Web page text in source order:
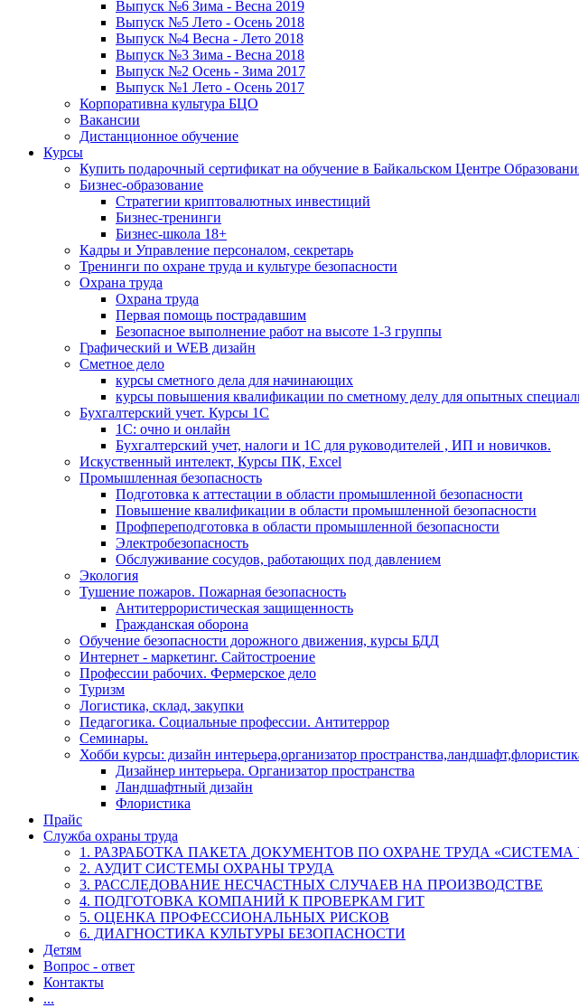
Выпуск №6 Зима - Весна 2019
Выпуск №5 Лето - Осень 2018
Выпуск №4 Весна - Лето 2018
Выпуск №3 Зима - Весна 2018
Выпуск №2 Осень - Зима 2017
Выпуск №1 Лето - Осень 2017
Корпоративна культура БЦО
Вакансии
Дистанционное обучение
Курсы
Купить подарочный сертификат на обучение в Байкальском Центре
Бизнес-образование
Стратегии криптовалютных инвестиций
Бизнес-тренинги
Бизнес-школа 18+
Кадры и Управление персоналом, секретарь
Тренинги по охране труда и культуре безопасности
Охрана труда
Охрана труда
Первая помощь пострадавшим
Безопасное выполнение работ на высоте 1-3 группы
Графический и WEB дизайн
Сметное дело
курсы сметного дела для начинающих
курсы повышения квалификации по сметному делу для опытных
Бухгалтерский учет. Курсы 1С
1С: очно и онлайн
Бухгалтерский учет, налоги и 1С для руководителей , ИП и новичков.
Искуственный интелект, Курсы ПК, Excel
Промышленная безопасность
Подготовка к аттестации в области промышленной безопасности
Повышение квалификации в области промышленной безопасности
Профпереподготовка в области промышленной безопасности
Электробезопасность
Обслуживание сосудов, работающих под давлением
Экология
Тушение пожаров. Пожарная безопасность
Антитеррористическая защищенность
Гражданская оборона
Обучение безопасности дорожного движения, курсы БДД
Интернет - маркетинг. Сайтостроение
Профессии рабочих. Фермерское дело
Туризм
Логистика, склад, закупки
Педагогика. Социальные профессии. Антитеррор
Семинары.
Хобби курсы: дизайн интерьера,организатор
Дизайнер интерьера. Организатор пространства
Ландшафтный дизайн
Флористика
Прайс
Служба охраны труда
1. РАЗРАБОТКА ПАКЕТА ДОКУМЕНТОВ ПО ОХРАНЕ ТРУДА
2. АУДИТ СИСТЕМЫ ОХРАНЫ ТРУДА
3. РАССЛЕДОВАНИЕ НЕСЧАСТНЫХ СЛУЧАЕВ НА ПРОИЗВОДСТВЕ
4. ПОДГОТОВКА КОМПАНИЙ К ПРОВЕРКАМ ГИТ
5. ОЦЕНКА ПРОФЕССИОНАЛЬНЫХ РИСКОВ
6. ДИАГНОСТИКА КУЛЬТУРЫ БЕЗОПАСНОСТИ
Детям
Вопрос - ответ
Контакты
...